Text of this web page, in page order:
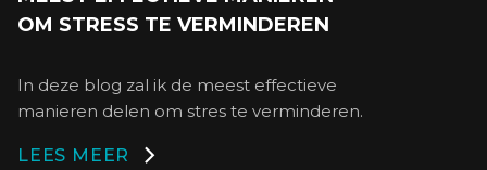
OM STRESS TE VERMINDEREN
In deze blog zal ik de meest effectieve
manieren delen om stres te verminderen.
LEES MEER 